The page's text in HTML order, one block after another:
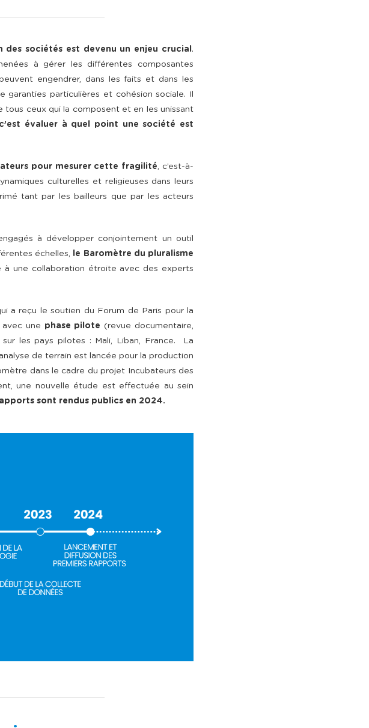
des sociétés est devenu un enjeu crucial .
à gérer les différentes composantes
engendrer, dans les faits et dans les
garanties particulières et cohésion sociale. Il
tous ceux qui la composent et en les unissant
évaluer à quel point une société est
pour mesurer cette fragilité , c’est-à-
culturelles et religieuses dans leurs
tant par les bailleurs que par les acteurs
à développer conjointement un outil
échelles,
le Baromètre du pluralisme
à une collaboration étroite avec des experts
a reçu le soutien du Forum de Paris pour la
une phase pilote (revue documentaire,
les pays pilotes : Mali, Liban, France. La
de terrain est lancée pour la production
dans le cadre du projet Incubateurs des
une nouvelle étude est effectuée au sein
sont rendus publics en 2024.